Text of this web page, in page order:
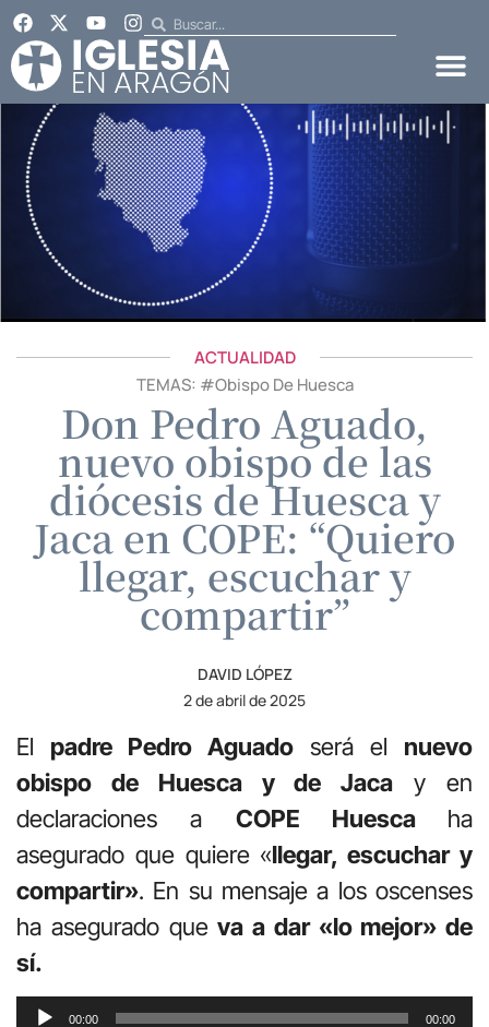
ACTUALIDAD
TEMAS: #Obispo De Huesca
Don Pedro Aguado,
nuevo obispo de las
diócesis de Huesca y
Jaca en COPE: “Quiero
llegar, escuchar y
compartir”
DAVID LÓPEZ
2 de abril de 2025
El padre Pedro Aguado será el nuevo
obispo de Huesca y de Jaca y en
declaraciones a COPE Huesca ha
asegurado que quiere «llegar, escuchar y
compartir». En su mensaje a los oscenses
ha asegurado queva a dar «lo mejor» de
sí.
Reproductor
00:00 00:00